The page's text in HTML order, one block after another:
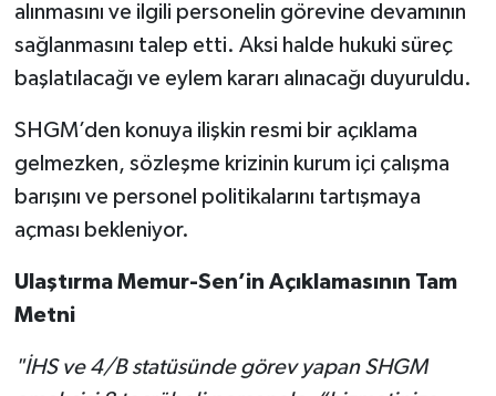
alınmasını ve ilgili personelin görevine devamının
sağlanmasını talep etti. Aksi halde hukuki süreç
başlatılacağı ve eylem kararı alınacağı duyuruldu.
SHGM’den konuya ilişkin resmi bir açıklama
gelmezken, sözleşme krizinin kurum içi çalışma
barışını ve personel politikalarını tartışmaya
açması bekleniyor.
Ulaştırma Memur-Sen’in Açıklamasının Tam
Metni
"İHS ve 4/B statüsünde görev yapan SHGM